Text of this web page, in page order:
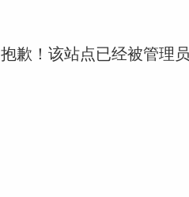
抱歉！该站点已经被管理